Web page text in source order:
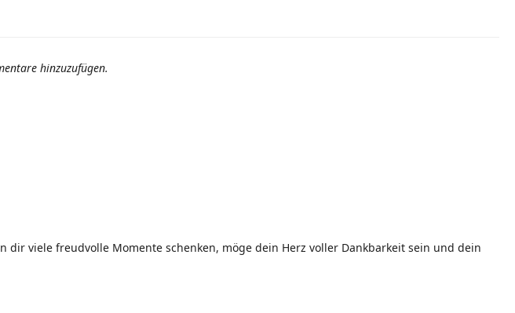
hinzuzufügen.
viele freudvolle Momente schenken, möge dein Herz voller Dankbarkeit sein und dein